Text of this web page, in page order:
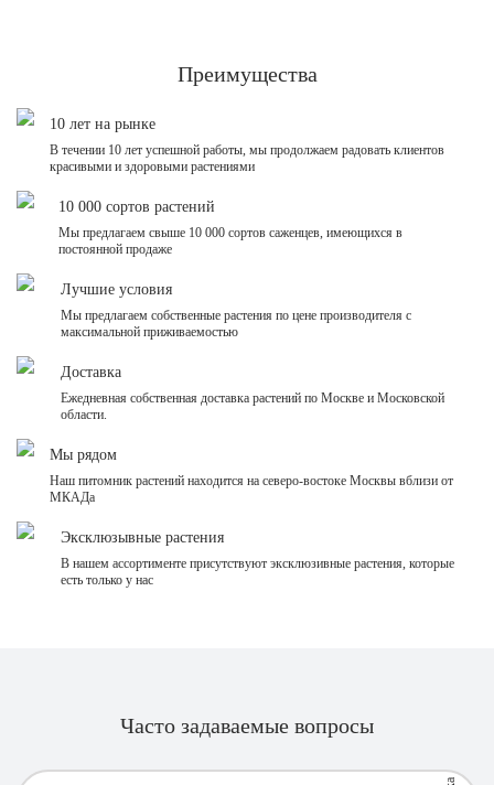
Преимущества
10 лет на рынке
В течении 10 лет успешной работы, мы продолжаем радовать клиентов
красивыми и здоровыми растениями
10 000 сортов растений
Мы предлагаем свыше 10 000 сортов саженцев, имеющихся в
постоянной продаже
Лучшие условия
Мы предлагаем собственные растения по цене производителя с
максимальной приживаемостью
Доставка
Ежедневная собственная доставка растений по Москве и Московской
области.
Мы рядом
Наш питомник растений находится на северо-востоке Москвы вблизи от
МКАДа
Эксклюзывные растения
В нашем ассортименте присутствуют эксклюзивные растения, которые
есть только у нас
Часто задаваемые вопросы